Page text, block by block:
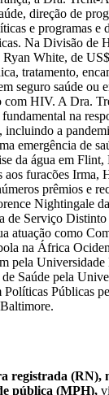
direção de
e programas e
Na Divisão de
White, de
tratamento,
seguro saúde ou
com HIV. A Dra.
na
incluindo a
emergência de
da água em
aos furacões Irma,
prêmios e
Nightingale
de Serviço Distinto
atuação como
na África
pela
Saúde pela
Públicas
registrada (RN),
pública (MPH),